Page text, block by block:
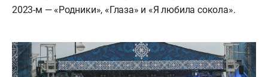
2023-м — «Родники», «Глаза» и «Я любила сокола».